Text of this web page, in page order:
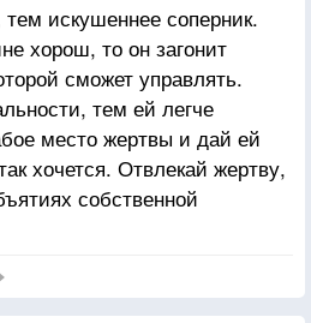
искушеннее соперник.
хорош, то он загонит
сможет управлять.
тем ей легче
место жертвы и дай ей
хочется. Отвлекай жертву,
собственной